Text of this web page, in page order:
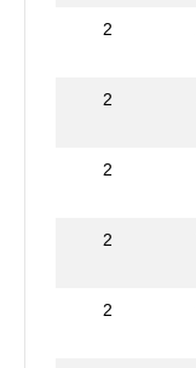
2
2
2
2
2